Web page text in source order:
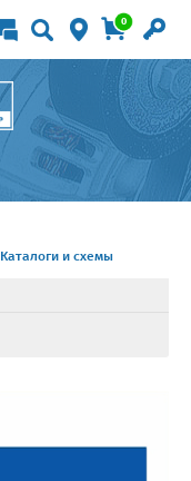
0
Каталоги и схемы